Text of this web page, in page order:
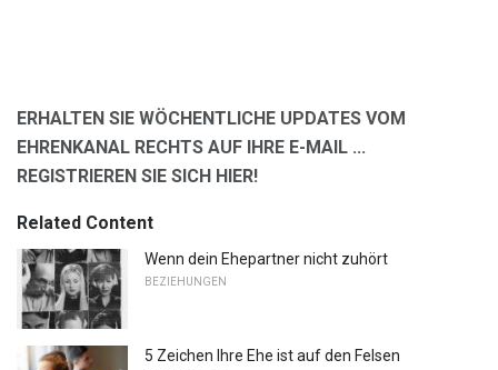
ERHALTEN SIE WÖCHENTLICHE UPDATES VOM
EHRENKANAL RECHTS AUF IHRE E-MAIL ...
REGISTRIEREN SIE SICH HIER!
Related Content
Wenn dein Ehepartner nicht zuhört
BEZIEHUNGEN
5 Zeichen Ihre Ehe ist auf den Felsen